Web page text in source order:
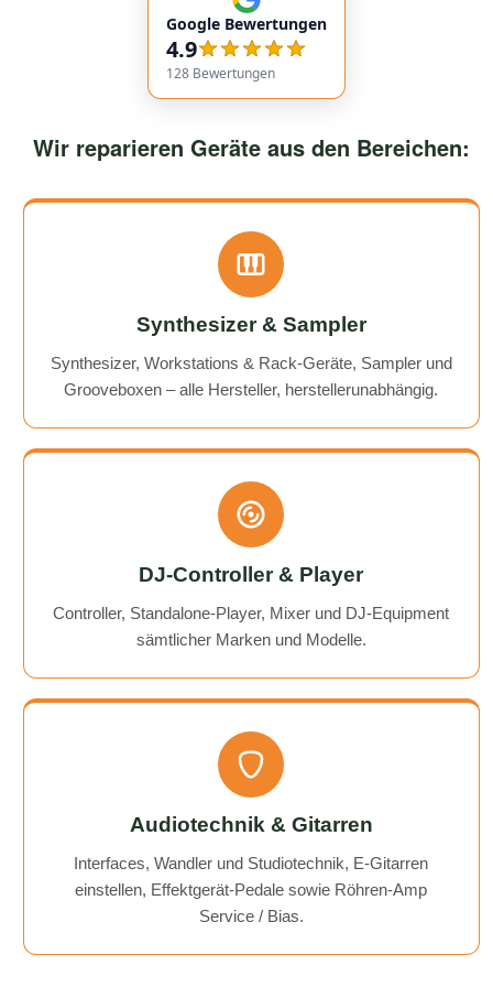
service overall was extremely friendly and reliable.
Highly recommended!
Google Bewertungen
4.9
128 Bewertungen
Wir reparieren Geräte aus den Bereichen:
Synthesizer & Sampler
Synthesizer, Workstations & Rack-Geräte, Sampler und
Grooveboxen – alle Hersteller, herstellerunabhängig.
DJ-Controller & Player
Controller, Standalone-Player, Mixer und DJ-Equipment
sämtlicher Marken und Modelle.
Audiotechnik & Gitarren
Interfaces, Wandler und Studiotechnik, E-Gitarren
einstellen, Effektgerät-Pedale sowie Röhren-Amp
Service / Bias.